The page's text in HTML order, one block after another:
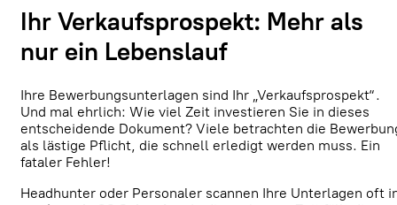
Ihr Verkaufsprospekt: Mehr als
nur ein Lebenslauf
Ihre Bewerbungsunterlagen sind Ihr „Verkaufsprospekt“.
Und mal ehrlich: Wie viel Zeit investieren Sie in dieses
entscheidende Dokument? Viele betrachten die
als lästige Pflicht, die schnell erledigt werden muss. Ein
fataler Fehler!
Headhunter oder Personaler scannen Ihre Unterlagen oft